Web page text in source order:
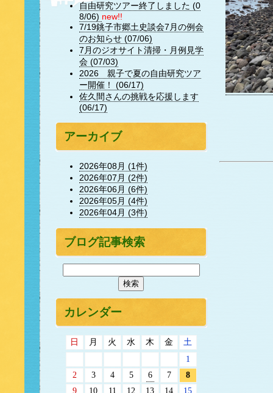
自由研究ツアー終了しました (0
8/06) new!!
7/19銚子市郷土史談会7月の例会
のお知らせ (07/06)
7月のジオサイト清掃・月例見学
会 (07/03)
2026 親子で夏の自由研究ツア
ー開催！ (06/17)
佐久間さんの挑戦を応援します
(06/17)
アーカイブ
2026年08月 (1件)
2026年07月 (2件)
2026年06月 (6件)
2026年05月 (4件)
2026年04月 (3件)
ブログ記事検索
カレンダー
日 月 火 水 木 金
土
1
2
3 4 5 6 7
8
9
10 11 12 13 14
15